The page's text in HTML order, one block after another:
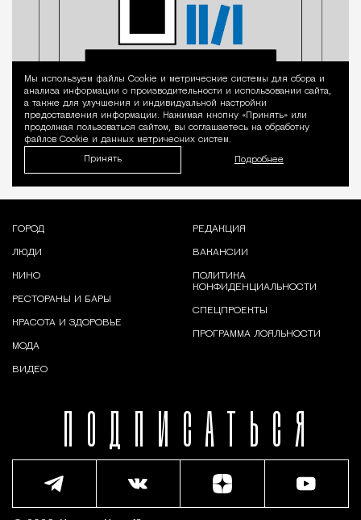
Уведомление
Мы используем файлы Сookie и метрические системы для сбора и
анализа информации о производительности и использовании сайта,
а также для улучшения и индивидуальной настройки
предоставления информации. Нажимая кнопку «Принять» или
продолжая пользоваться сайтом, вы соглашаетесь на обработку
файлов Cookie и данных метрических систем.
Принять Подробнее
ПОДПИСАТЬСЯ
ГОРОД
ЛЮДИ
КИНО
РЕСТОРАНЫ И БАРЫ
КРАСОТА И ЗДОРОВЬЕ
МОДА
ВИДЕО
РЕДАКЦИЯ
ВАКАНСИИ
ПОЛИТИКА
КОНФИДЕНЦИАЛЬНОСТИ
СПЕЦПРОЕКТЫ
ПРОГРАММА ЛОЯЛЬНОСТИ